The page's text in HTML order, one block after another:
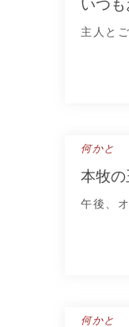
いつ
主人と
何かと
本牧
午後、
何かと